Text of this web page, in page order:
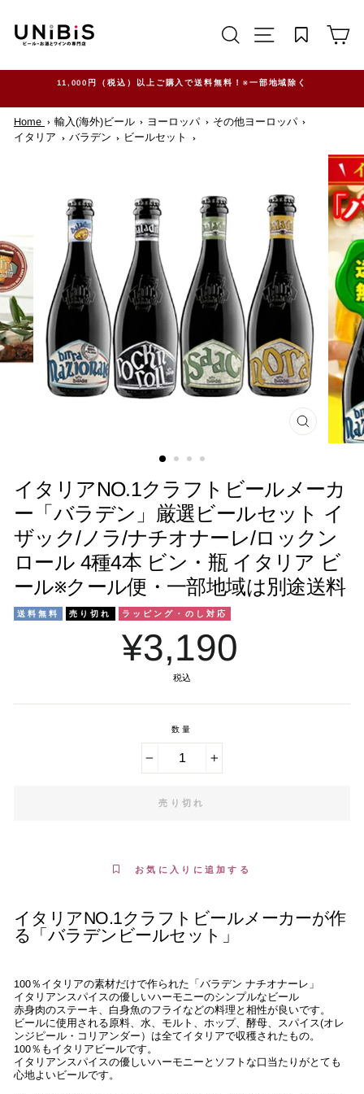
に
ッ
サイトを検索する
TRANSLATION
11,000円（税込）以上ご購入で送料無料！※一部地域除く
Home 輸入(海外)ビール ヨーロッパ
その他ヨーロッパ
イタリア
バラデン ビールセット
閉
イタリアNO.1クラフトビールメーカ
ー「バラデン」厳選ビールセット イ
ザック/ノラ/ナチオナーレ/ロックン
ロール 4種4本 ビン・瓶 イタリア ビ
ール※クール便・一部地域は別途送料
送料無料 売り切れ ラッピング・のし対応
¥3,190
税込
数量
売り切れ
お気に入りに追加する
イタリアNO.1クラフトビールメーカーが作
る「バラデンビールセット」
100％イタリアの素材だけで作られた「バラデン ナチオナーレ」
イタリアンスパイスの優しいハーモニーのシンプルなビール
赤身肉のステーキ、白身魚のフライなどの料理と相性が良いです。
ビールに使用される原料、水、モルト、ホップ、酵母、スパイス(オレ
ンジピール・コリアンダー）は全てイタリアで収穫されたもの。
100％もイタリアビールです。
イタリアンスパイスの優しいハーモニーとソフトな口当たりがとても
心地よいビールです。